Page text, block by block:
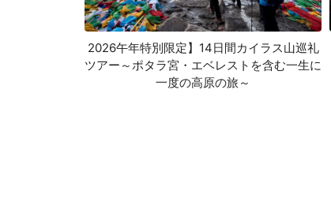
2026午年特別限定】14日間カイラス山巡礼
ツアー～ポタラ宮・エベレストを含む一生に
一度の高原の旅～